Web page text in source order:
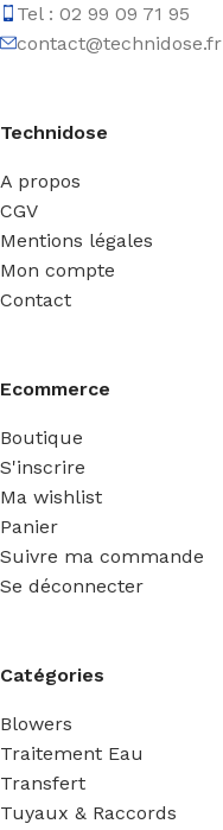
Tel : 02 99 09 71 95
contact@technidose.fr
Technidose
A propos
CGV
Mentions légales
Mon compte
Contact
Ecommerce
Boutique
S'inscrire
Ma wishlist
Panier
Suivre ma commande
Se déconnecter
Catégories
Blowers
Traitement Eau
Transfert
Tuyaux & Raccords